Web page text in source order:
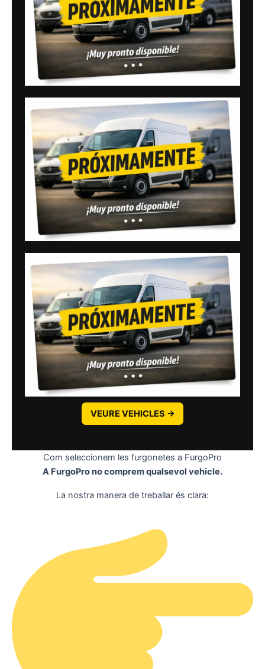
VEURE VEHICLES ->
Com seleccionem les furgonetes a FurgoPro
A FurgoPro no comprem qualsevol vehicle.
La nostra manera de treballar és clara: